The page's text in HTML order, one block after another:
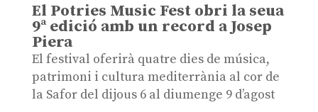
El Potries Music Fest obri la seua
9ª edició amb un record a Josep
Piera
El festival oferirà quatre dies de música,
patrimoni i cultura mediterrània al cor de
la Safor del dijous 6 al diumenge 9 d’agost